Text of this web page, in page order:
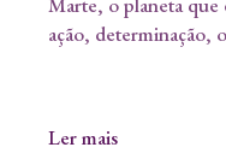
ação, determinação,
Ler mais